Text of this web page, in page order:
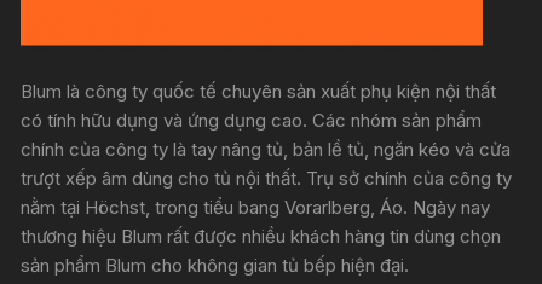
Blum là công ty quốc tế chuyên sản xuất phụ kiện nội thất
có tính hữu dụng và ứng dụng cao. Các nhóm sản phẩm
chính của công ty là tay nâng tủ, bản lề tủ, ngăn kéo và cửa
trượt xếp âm dùng cho tủ nội thất. Trụ sở chính của công ty
nằm tại Höchst, trong tiểu bang Vorarlberg, Áo. Ngày nay
thương hiệu Blum rất được nhiều khách hàng tin dùng chọn
sản phẩm Blum cho không gian tủ bếp hiện đại.